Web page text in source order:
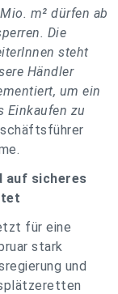
m² dürfen ab
Die
steht
Händler
um ein
Einkaufen zu
auf sicheres
für eine
stark
und